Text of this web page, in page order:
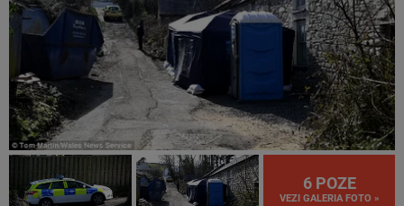
6 POZE
VEZI GALERIA FOTO »